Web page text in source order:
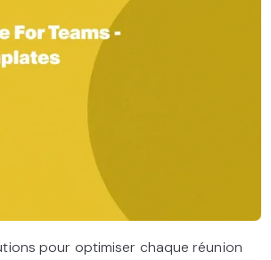
pour optimiser chaque réunion